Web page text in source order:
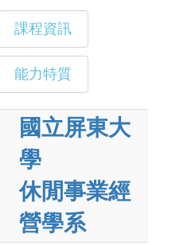
課程資訊
能力特質
國立屏東大
學
休閒事業經
營學系